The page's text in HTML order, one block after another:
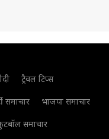
ट्रैवल टिप्स
समाचार
भाजपा समाचार
समाचार